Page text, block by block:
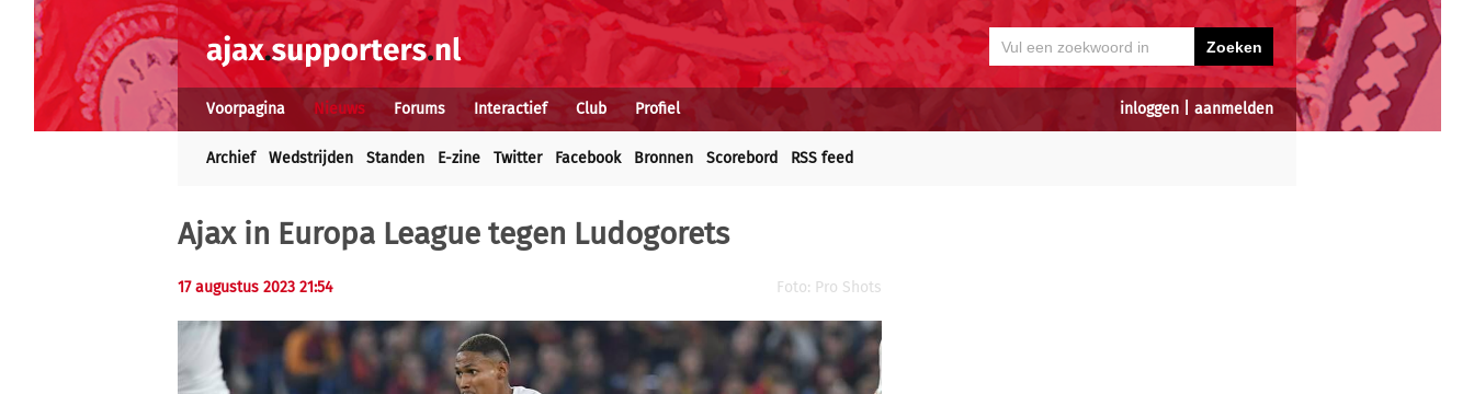
inloggen aanmelden
Voorpagina Nieuws Forums Interactief Club Profiel
Archief Wedstrijden Standen E-zine Twitter Facebook Bronnen Scorebord RSS feed
Ajax in Europa League tegen Ludogorets
17 augustus 2023 21:54 Foto: Pro Shots